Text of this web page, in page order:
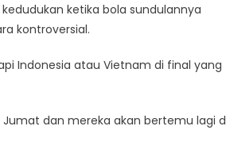
ketika bola sundulannya
kontroversial.
Indonesia atau Vietnam di final yang
dan mereka akan bertemu lagi